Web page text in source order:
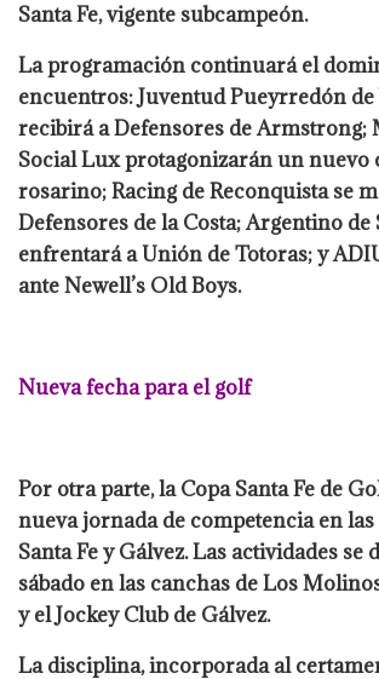
Santa Fe, vigente subcampeón.
La programación continuará el
encuentros: Juventud Pueyrredón
recibirá a Defensores de Armstrong;
Social Lux protagonizarán un nuevo
rosarino; Racing de Reconquista se
Defensores de la Costa; Argentino de
enfrentará a Unión de Totoras; y
ante Newell’s Old Boys.
Nueva fecha para el golf
Por otra parte, la Copa Santa Fe de
nueva jornada de competencia en
Santa Fe y Gálvez. Las actividades
sábado en las canchas de Los
y el Jockey Club de Gálvez.
La disciplina, incorporada al